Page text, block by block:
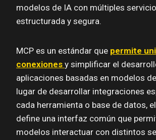
modelos de IA con múltiples
estructurada y segura.
MCP es un estándar que permite
conexiones y simplificar el
aplicaciones basadas en modelos
lugar de desarrollar integraciones
cada herramienta o base de datos,
define una interfaz común que
modelos interactuar con distintos